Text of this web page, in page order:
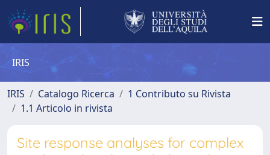
IRIS
IRIS Catalogo Ricerca
1 Contributo su Rivista
1.1 Articolo in rivista
Site response analyses for complex